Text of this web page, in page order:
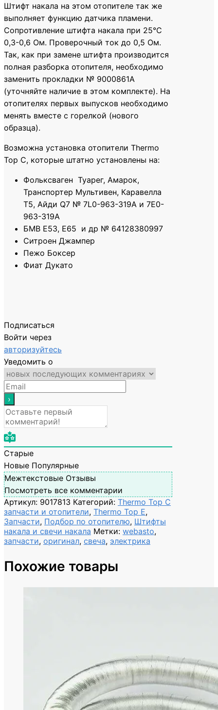
Штифт накала на этом отопителе так же
выполняет функцию датчика пламени.
Сопротивление штифта накала при 25°C
0,3-0,6 Ом. Проверочный ток до 0,5 Ом.
Так, как при замене штифта производится
полная разборка отопителя, необходимо
заменить прокладки № 9000861A
(уточняйте наличие в этом комплекте). На
отопителях первых выпусков необходимо
менять вместе с горелкой (нового
образца).
Возможна установка отопители Thermo
Top C, которые штатно установлены на:
Фольксваген Туарег, Амарок,
Транспортер Мультивен, Каравелла
Т5, Айди Q7 № 7L0-963-319A и 7E0-
963-319A
БМВ Е53, Е65 и др № 64128380997
Ситроен Джампер
Пежо Боксер
Фиат Дукато
Подписаться
Войти через
авторизуйтесь
Уведомить о
Старые
Новые Популярные
Межтекстовые Отзывы
Посмотреть все комментарии
Артикул: 9017813 Категорий: Thermo Top C
запчасти и отопители, Thermo Top E,
Запчасти, Подбор по отопителю, Штифты
накала и свечи накала Метки: webasto,
запчасти, оригинал, свеча, электрика
Похожие товары